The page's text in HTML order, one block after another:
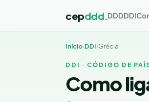
cepddd.DDDDDI
Início›DDI›Grécia
DDI · CÓDIGO DE
Como